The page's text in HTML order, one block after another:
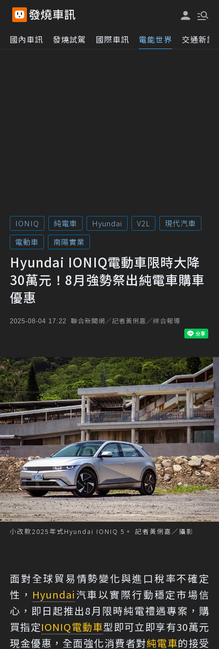
國內車訊 發燒試駕 國際車訊 電能世界 交通新訊
IONIQ 純電車 Hyundai V2L
現代汽車
電動車
南陽實業
Hyundai IONIQ電動車限時大降
30萬元！8月強勢祭出純電車購車
優惠
2025-08-04 17:22 聯合新聞網／記者黃俐嘉／綜合報導
小改款2025年式Hyundai IONIQ 5。 記者黃俐嘉／攝影
面對全球貿易情勢變化與進口稅率不確定
性， Hyundai 汽車以實際行動穩定市場信
心，即日起推出8月限時純電禮遇專案，購
買指定IONIQ電動車型即可立即享有30萬元
現金優惠，全面強化消費者對純電車的接受